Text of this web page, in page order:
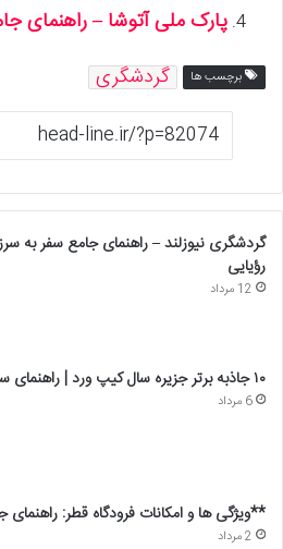
پارک ملی آتوشا – راهنمای
برچسب ها گردشگری
گردشگری نیوزلند – راهنمای جامع سفر به
رؤیایی
12 مرداد
۱۰ جاذبه برتر جزیره سال کیپ ورد | راهنمای سفر
6 مرداد
**ویژگی ها و امکانات فرودگاه قطر:
2 مرداد